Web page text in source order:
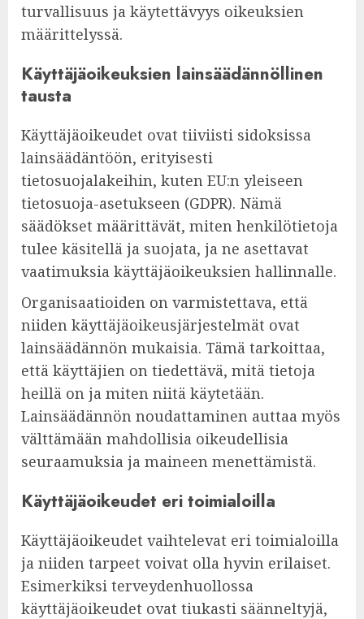
turvallisuus ja käytettävyys oikeuksien
määrittelyssä.
Käyttäjäoikeuksien lainsäädännöllinen
tausta
Käyttäjäoikeudet ovat tiiviisti sidoksissa
lainsäädäntöön, erityisesti
tietosuojalakeihin, kuten EU:n yleiseen
tietosuoja-asetukseen (GDPR). Nämä
säädökset määrittävät, miten henkilötietoja
tulee käsitellä ja suojata, ja ne asettavat
vaatimuksia käyttäjäoikeuksien hallinnalle.
Organisaatioiden on varmistettava, että
niiden käyttäjäoikeusjärjestelmät ovat
lainsäädännön mukaisia. Tämä tarkoittaa,
että käyttäjien on tiedettävä, mitä tietoja
heillä on ja miten niitä käytetään.
Lainsäädännön noudattaminen auttaa myös
välttämään mahdollisia oikeudellisia
seuraamuksia ja maineen menettämistä.
Käyttäjäoikeudet eri toimialoilla
Käyttäjäoikeudet vaihtelevat eri toimialoilla
ja niiden tarpeet voivat olla hyvin erilaiset.
Esimerkiksi terveydenhuollossa
käyttäjäoikeudet ovat tiukasti säänneltyjä,